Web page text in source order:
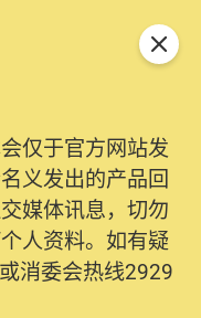
仅于官方网站发
义发出的产品回
媒体讯息，切勿
人资料。如有疑
消委会热线2929
关闭